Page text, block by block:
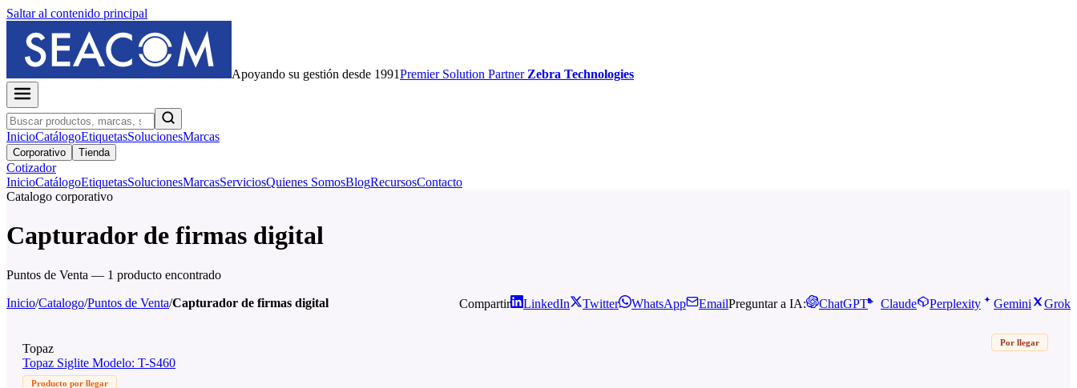
Saltar al contenido principal
Apoyando su gestión desde 1991PremierSolution Partner Zebra Technologies
InicioCatálogoEtiquetasSolucionesMarcas
Corporativo Tienda
Cotizador
InicioCatálogoEtiquetasSolucionesMarcasServiciosQuienes SomosBlogRecursosContacto
Catalogo corporativo
Capturador de firmas digital
Puntos de Venta — 1 producto encontrado
Inicio/Catalogo/Puntos de Venta/Capturador de firmas digital Compartir LinkedIn Twitter WhatsApp EmailPreguntar a IA: ChatGPT Claude Perplexity Gemini Grok
Por llegar
Topaz
Topaz Siglite Modelo: T-S460
Producto por llegar